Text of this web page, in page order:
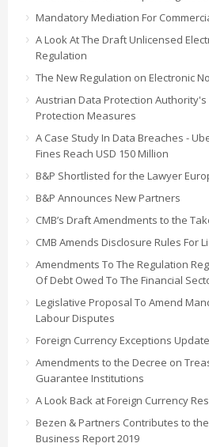
Mandatory Mediation For
A Look At The Draft Unlicensed
Regulation
The New Regulation on Electronic
Austrian Data Protection Authority's
Protection Measures
A Case Study In Data Breaches -
Fines Reach USD 150 Million
B&P Shortlisted for the Lawyer
B&P Announces New Partners
CMB’s Draft Amendments to the
CMB Amends Disclosure Rules For
Amendments To The Regulation
Of Debt Owed To The Financial
Legislative Proposal To Amend
Labour Disputes
Foreign Currency Exceptions
Amendments to the Decree on
Guarantee Institutions
A Look Back at Foreign Currency
Bezen & Partners Contributes to
Business Report 2019